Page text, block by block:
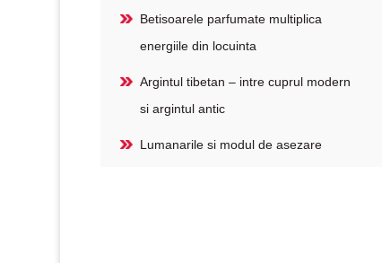
Betisoarele parfumate multiplica
energiile din locuinta
Argintul tibetan – intre cuprul modern
si argintul antic
Lumanarile si modul de asezare